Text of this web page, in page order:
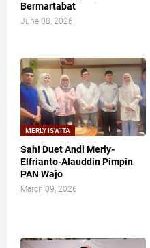
Bermartabat
June 08, 2026
MERLY ISWITA
Sah! Duet Andi Merly-
Elfrianto-Alauddin Pimpin
PAN Wajo
March 09, 2026